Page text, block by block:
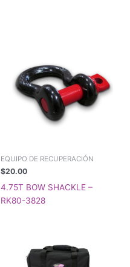
EQUIPO DE RECUPERACIÓN
$20.00
4.75T BOW SHACKLE –
RK80-3828